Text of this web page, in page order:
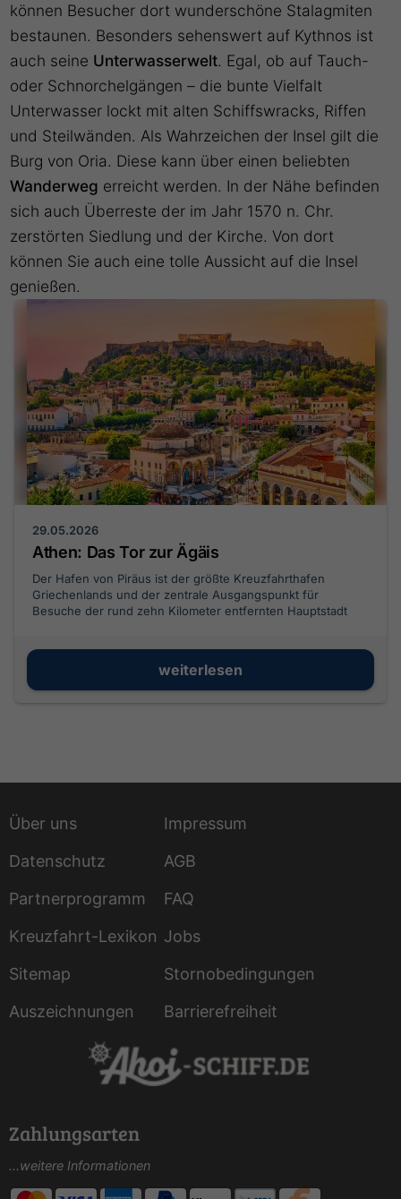
können Besucher dort wunderschöne Stalagmiten
bestaunen. Besonders sehenswert auf Kythnos ist
auch seine Unterwasserwelt. Egal, ob auf Tauch-
oder Schnorchelgängen – die bunte Vielfalt
Unterwasser lockt mit alten Schiffswracks, Riffen
und Steilwänden. Als Wahrzeichen der Insel gilt die
Burg von Oria. Diese kann über einen beliebten
Wanderweg erreicht werden. In der Nähe befinden
sich auch Überreste der im Jahr 1570 n. Chr.
zerstörten Siedlung und der Kirche. Von dort
können Sie auch eine tolle Aussicht auf die Insel
genießen.
29.05.2026
Athen: Das Tor zur Ägäis
Der Hafen von Piräus ist der größte Kreuzfahrthafen
Griechenlands und der zentrale Ausgangspunkt für
Besuche der rund zehn Kilometer entfernten Hauptstadt
Bedingungen für individuelle und geführte Touristen.
Erfahren Sie in unserem umfassenden Port-Guide alles
weiterlesen
Über uns
Impressum
Datenschutz
AGB
Partnerprogramm
FAQ
Kreuzfahrt-Lexikon Jobs
Sitemap
Stornobedingungen
Auszeichnungen
Barrierefreiheit
Zahlungsarten
...weitere Informationen